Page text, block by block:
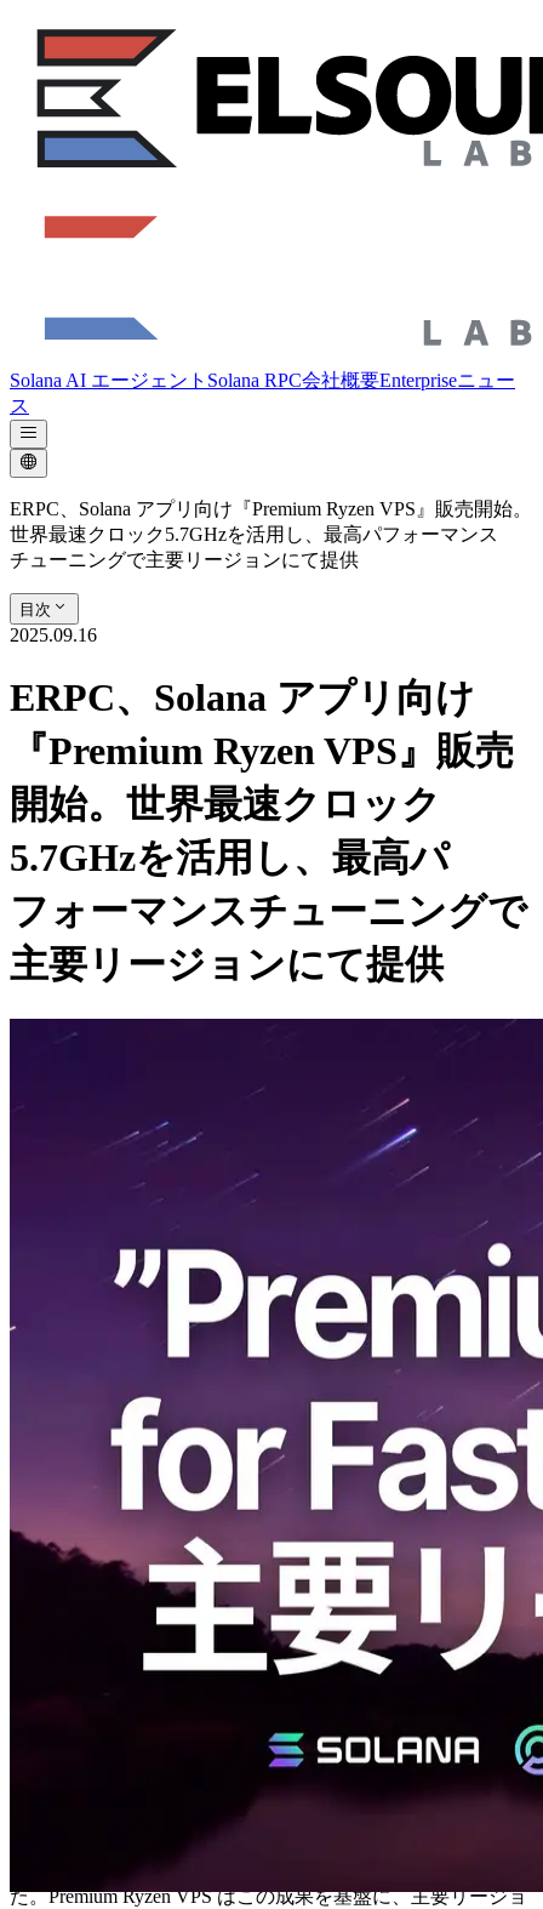
Solana AI エージェント Solana RPC会社概要Enterpriseニュー
ス
ERPC、Solana アプリ向け『Premium Ryzen VPS』販売開始。
世界最速クロック5.7GHzを活用し、最高パフォーマンス
チューニングで主要リージョンにて提供
目次
2025.09.16
ERPC、Solana アプリ向け
『Premium Ryzen VPS』販売
開始。世界最速クロック
5.7GHzを活用し、最高パ
フォーマンスチューニングで
主要リージョンにて提供
ELSOUL LABO B.V.（本社：オランダ・アムステルダム、代
表取締役CEO：川崎文武）と Validators DAO が運営する
ERPC は、発表済みの新製品「Premium Ryzen VPS」につい
て、本日より販売を開始しました。世界最速クロック
5.7GHz を誇る Ryzen CPU を基盤とし、オーバーコミットを
一切行わない設計により、仮想化環境でベアメタル級の性能
提供開始リージョンはフランクフルト、アムステルダム、
ニューヨーク、シンガポールの4拠点で、すでに Discord 上
から直接ご購入いただける状態となっています。
日頃より多大なるご支援を賜り、心より御礼申し上げます。
製品概要と位置づけ
用し、Shredstream のデータソースと同一ネットワーク内、
同じデータセンターに構築されることで、計算性能と通信性
能の両面で最高レベルを実現します。
すでにフランクフルト限定で展開していた、同じく 5.7GHz
た。Premium Ryzen VPS はこの成果を基盤に、主要リージョ